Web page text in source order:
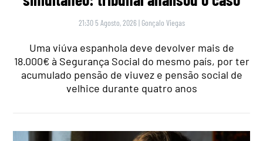
21:30 5 Agosto, 2026 | Gonçalo Viegas
Uma viúva espanhola deve devolver mais de
18.000€ à Segurança Social do mesmo país, por ter
acumulado pensão de viuvez e pensão social de
velhice durante quatro anos